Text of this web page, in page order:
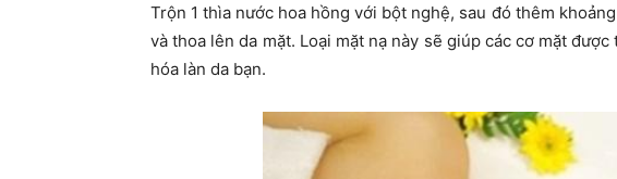
Trộn 1 thìa nước hoa hồng với bột nghệ, sau đó thêm
và thoa lên da mặt. Loại mặt nạ này sẽ giúp các cơ mặt
hóa làn da bạn.